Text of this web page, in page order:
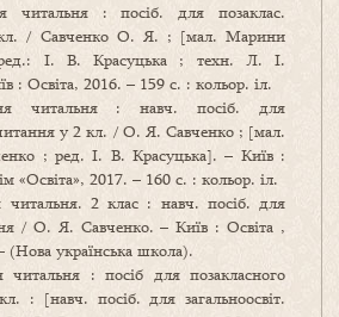
: посіб. для позаклас.
/ Савченко О. Я. ; [мал. Марини
І. В. Красуцька ; техн. Л. І.
: Освіта, 2016. – 159 с. : кольор. іл.
читальня : навч. посіб. для
у 2 кл. / О. Я. Савченко ; [мал.
; ред. І. В. Красуцька]. – Київ :
«Освіта», 2017. – 160 с. : кольор. іл.
2 клас : навч. посіб. для
/ О. Я. Савченко. – Київ : Освіта ,
(Нова українська школа).
: посіб для позакласного
: [навч. посіб. для загальноосвіт.